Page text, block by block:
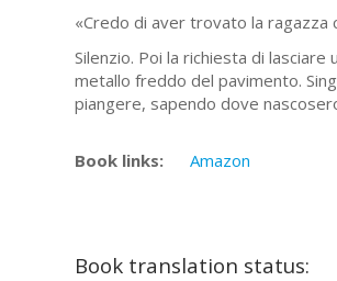
«Credo di aver trovato la ragazza
Silenzio. Poi la richiesta di
metallo freddo del pavimento.
piangere, sapendo dove
Book links: Amazon
Book translation status: